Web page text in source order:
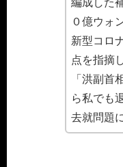
０億ウォ
新型コロ
点を指摘
「洪副首
ら私でも
去就問題